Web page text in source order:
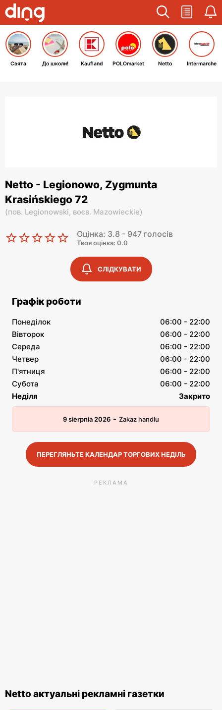
Свята До школи! Kaufland POLOmarket Netto Intermarche
Netto - Legionowo, Zygmunta
Krasińskiego 72
(пов. Legionowski, воєв. Mazowieckie)
Оцінка: 3.8 - 947 голосів
Твоя оцінка: 0.0
СЛІДКУВАТИ
Графік роботи
Понеділок
06:00 - 22:00
Вівторок
06:00 - 22:00
Середа
06:00 - 22:00
Четвер
06:00 - 22:00
П'ятниця
06:00 - 22:00
Субота
06:00 - 22:00
Неділя
Закрито
9 sierpnia 2026 - Zakaz handlu
ПЕРЕГЛЯНЬТЕ КАЛЕНДАР ТОРГОВИХ НЕДІЛЬ
РЕКЛАМА
Netto актуальні рекламні газетки